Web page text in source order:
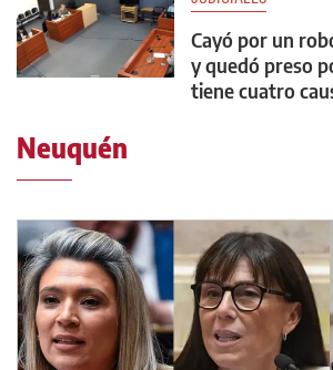
Cayó por un
y quedó preso
tiene cuatro
Neuquén